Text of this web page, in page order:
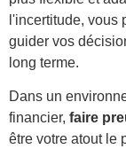
l'incertitude, vous
guider vos
long terme.
Dans un
financier, faire
être votre atout le